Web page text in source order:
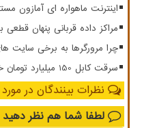
اینترنت ماهواره ای آمازون
مراکز داده قربانی پنهان قطعی
چرا مرورگرها به برخی سایت
سرقت کابل 150 میلیارد تومان خسارت زد
نظرات بینندگان در
لطفا شما هم نظر دهید